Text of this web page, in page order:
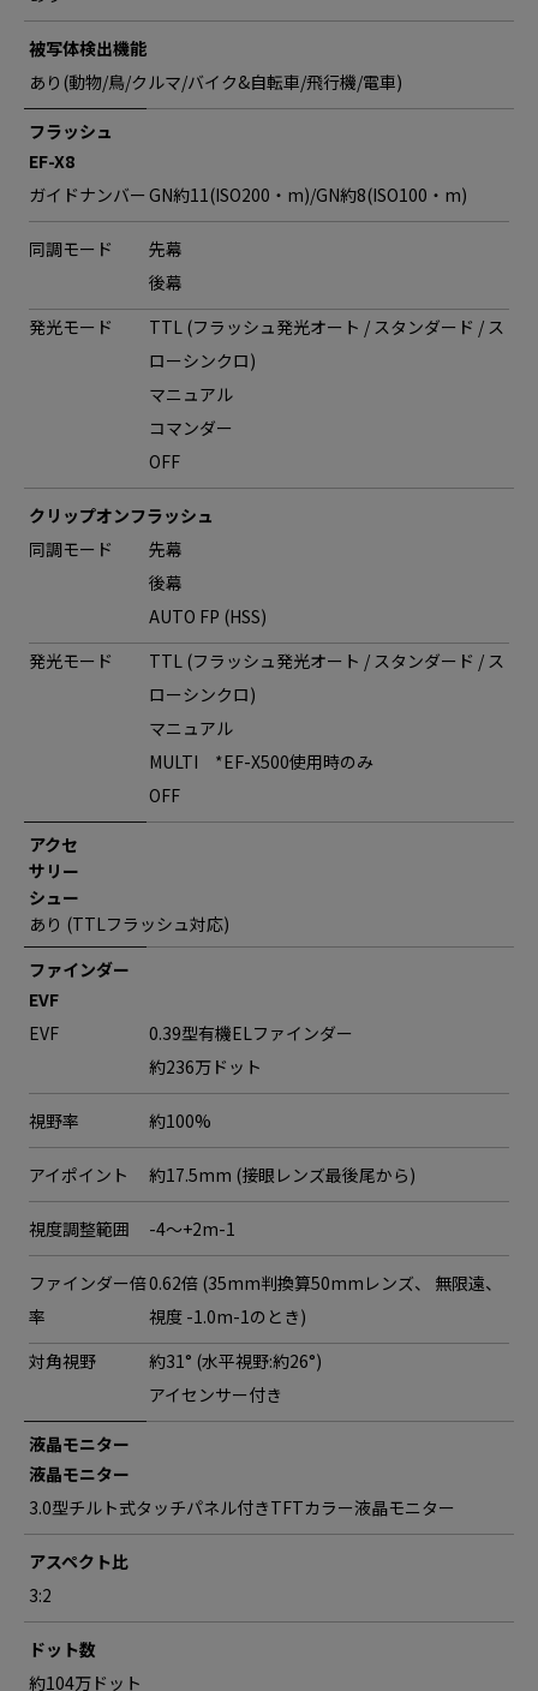
被写体検出機能
あり(動物/鳥/クルマ/バイク&自転車/飛行機/電車)
フラッシュ
EF-X8
ガイドナンバー GN約11(ISO200・m)/GN約8(ISO100・m)
同調モード
先幕
後幕
発光モード
TTL (フラッシュ発光オート / スタンダード / ス
ローシンクロ)
マニュアル
コマンダー
OFF
クリップオンフラッシュ
同調モード
先幕
後幕
AUTO FP (HSS)
発光モード
TTL (フラッシュ発光オート / スタンダード / ス
ローシンクロ)
マニュアル
MULTI *EF-X500使用時のみ
OFF
アクセ
サリー
シュー
あり (TTLフラッシュ対応)
ファインダー
EVF
EVF
0.39型有機ELファインダー
約236万ドット
視野率 約100%
アイポイント 約17.5mm (接眼レンズ最後尾から)
視度調整範囲 -4～+2m-1
ファインダー倍
率
0.62倍 (35mm判換算50mmレンズ、 無限遠、
視度 -1.0m-1のとき)
対角視野
約31° (水平視野:約26°)
アイセンサー付き
液晶モニター
液晶モニター
3.0型チルト式タッチパネル付きTFTカラー液晶モニター
アスペクト比
3:2
ドット数
約104万ドット